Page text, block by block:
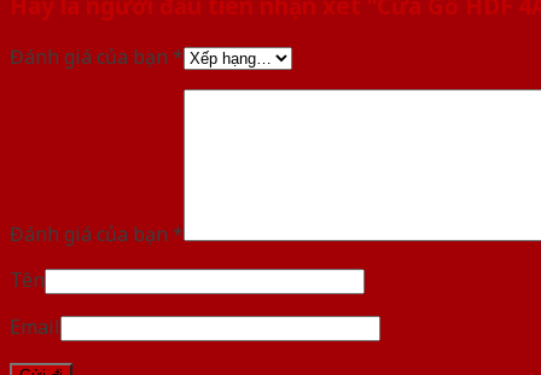
Đánh giá của bạn *
Đánh giá của bạn *
Tên
Email